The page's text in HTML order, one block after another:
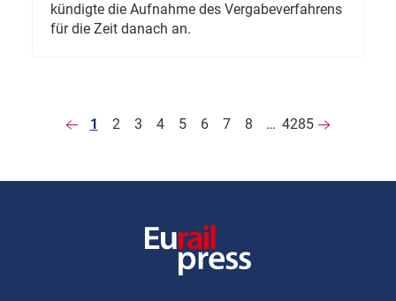
kündigte die Aufnahme des Vergabeverfahrens
für die Zeit danach an.
1 2 3 4 5 6 7 8 … 4285